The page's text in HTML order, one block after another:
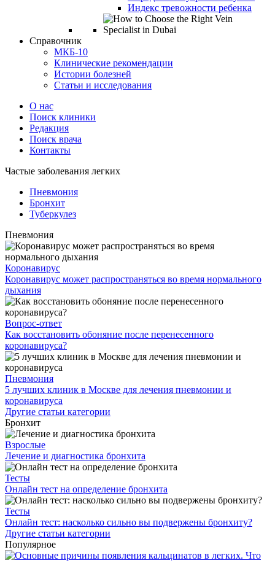
Индекс тревожности ребенка
Справочник
МКБ-10
Клинические рекомендации
Истории болезней
Статьи и исследования
О нас
Поиск клиники
Редакция
Поиск врача
Контакты
Частые заболевания легких
Пневмония
Бронхит
Туберкулез
Пневмония
Коронавирус
Коронавирус может распространяться во время нормального
дыхания
Вопрос-ответ
Как восстановить обоняние после перенесенного
коронавируса?
Пневмония
5 лучших клиник в Москве для лечения пневмонии и
коронавируса
Другие статьи категории
Бронхит
Взрослые
Лечение и диагностика бронхита
Тесты
Онлайн тест на определение бронхита
Тесты
Онлайн тест: насколько сильно вы подвержены бронхиту?
Другие статьи категории
Популярное